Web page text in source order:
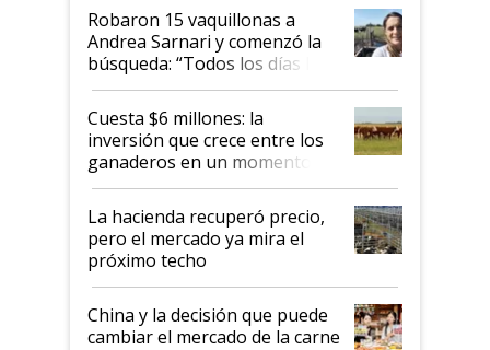
Robaron 15 vaquillonas a
Andrea Sarnari y comenzó la
búsqueda: “Todos los días le
toca a algún productor”
Cuesta $6 millones: la
inversión que crece entre los
ganaderos en un momento
histórico para la actividad
La hacienda recuperó precio,
pero el mercado ya mira el
próximo techo
China y la decisión que puede
cambiar el mercado de la carne